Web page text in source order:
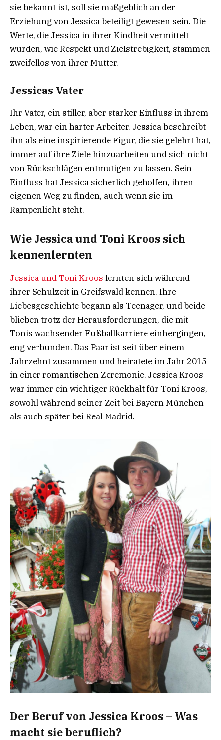
sie bekannt ist, soll sie maßgeblich an der
Erziehung von Jessica beteiligt gewesen sein. Die
Werte, die Jessica in ihrer Kindheit vermittelt
wurden, wie Respekt und Zielstrebigkeit, stammen
zweifellos von ihrer Mutter.
Jessicas Vater
Ihr Vater, ein stiller, aber starker Einfluss in ihrem
Leben, war ein harter Arbeiter. Jessica beschreibt
ihn als eine inspirierende Figur, die sie gelehrt hat,
immer auf ihre Ziele hinzuarbeiten und sich nicht
von Rückschlägen entmutigen zu lassen. Sein
Einfluss hat Jessica sicherlich geholfen, ihren
eigenen Weg zu finden, auch wenn sie im
Rampenlicht steht.
Wie Jessica und Toni Kroos sich
kennenlernten
Jessica und Toni Kroos lernten sich während
ihrer Schulzeit in Greifswald kennen. Ihre
Liebesgeschichte begann als Teenager, und beide
blieben trotz der Herausforderungen, die mit
Tonis wachsender Fußballkarriere einhergingen,
eng verbunden. Das Paar ist seit über einem
Jahrzehnt zusammen und heiratete im Jahr 2015
in einer romantischen Zeremonie. Jessica Kroos
war immer ein wichtiger Rückhalt für Toni Kroos,
sowohl während seiner Zeit bei Bayern München
als auch später bei Real Madrid.
Der Beruf von Jessica Kroos – Was
macht sie beruflich?